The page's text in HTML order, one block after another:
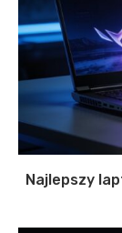
Najlepszy